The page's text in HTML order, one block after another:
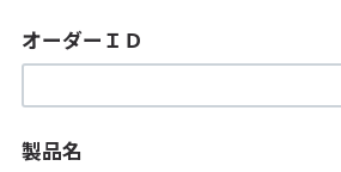
オーダーＩＤ
製品名